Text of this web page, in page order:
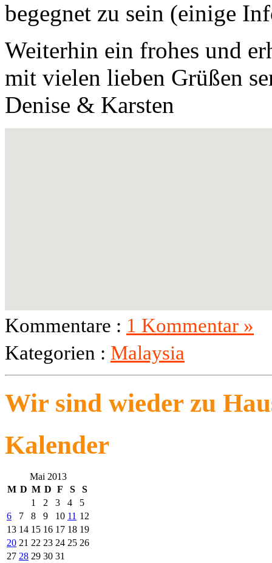
begegnet zu sein (einige
Weiterhin ein frohes und
mit vielen lieben Grüßen
Denise & Karsten
Kommentare : 1 Kommentar »
Kategorien : Malaysia
Wir sind wieder zu
Kalender
Mai 2013
M D M D F S
S
1
2 3 4
5
6
7 8 9 10 11 12
13 14 15 16 17 18 19
20 21 22 23 24 25 26
27 28 29 30 31